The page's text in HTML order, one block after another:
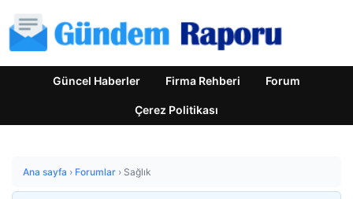
Güncel Haberler Firma Rehberi Forum
Çerez Politikası
Ana sayfa › Forumlar › Sağlık